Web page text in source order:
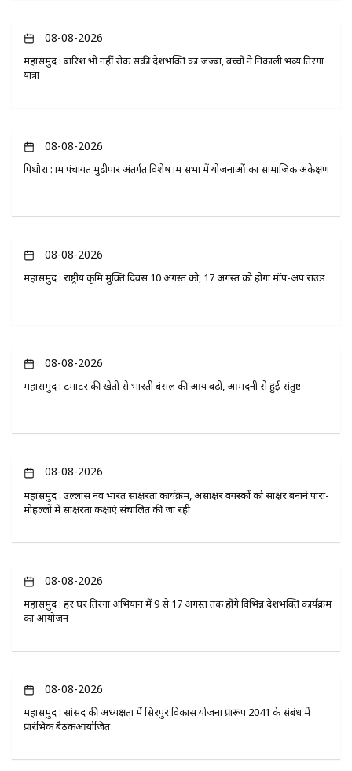
08-08-2026
महासमुंद : बारिश भी नहीं रोक सकी देशभक्ति का जज्बा, बच्चों ने निकाली भव्य तिरंगा
यात्रा
08-08-2026
पिथौरा : ग्राम पंचायत मुढ़ीपार अंतर्गत विशेष ग्राम सभा में योजनाओं का सामाजिक अंकेक्षण
08-08-2026
महासमुंद : राष्ट्रीय कृमि मुक्ति दिवस 10 अगस्त को, 17 अगस्त को होगा मॉप-अप राउंड
08-08-2026
महासमुंद : टमाटर की खेती से भारती बंसल की आय बढ़ी, आमदनी से हुई संतुष्ट
08-08-2026
महासमुंद : उल्लास नव भारत साक्षरता कार्यक्रम, असाक्षर वयस्कों को साक्षर बनाने पारा-
मोहल्लों में साक्षरता कक्षाएं संचालित की जा रही
08-08-2026
महासमुंद : हर घर तिरंगा अभियान में 9 से 17 अगस्त तक होंगे विभिन्न देशभक्ति कार्यक्रम
का आयोजन
08-08-2026
महासमुंद : सांसद की अध्यक्षता में सिरपुर विकास योजना प्रारूप 2041 के संबंध में
प्रारंभिक बैठकआयोजित